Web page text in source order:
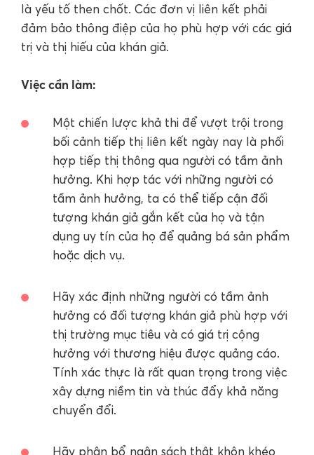
là yếu tố then chốt. Các đơn vị liên kết phải
đảm bảo thông điệp của họ phù hợp với các giá
trị và thị hiếu của khán giả.
Việc cần làm:
Một chiến lược khả thi để vượt trội trong
bối cảnh tiếp thị liên kết ngày nay là phối
hợp tiếp thị thông qua người có tầm ảnh
hưởng. Khi hợp tác với những người có
tầm ảnh hưởng, ta có thể tiếp cận đối
tượng khán giả gắn kết của họ và tận
dụng uy tín của họ để quảng bá sản phẩm
hoặc dịch vụ.
Hãy xác định những người có tầm ảnh
hưởng có đối tượng khán giả phù hợp với
thị trường mục tiêu và có giá trị cộng
hưởng với thương hiệu được quảng cáo.
Tính xác thực là rất quan trọng trong việc
xây dựng niềm tin và thúc đẩy khả năng
chuyển đổi.
Hãy phân bổ ngân sách thật khôn khéo